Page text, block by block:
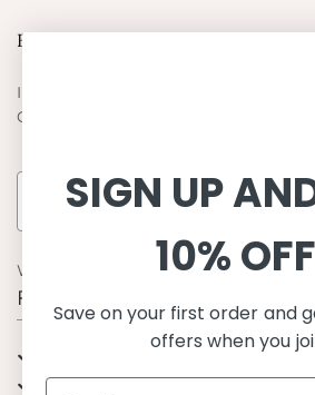
Blieb auf dem laufenden
Informieren Sie sich über die
Crabe
WARUM UNS WÄHLEN
Funktion, Qualität und Design
OEKO-TEX® zertifiziertes Stoffe
SIGN UP
10% OFF
Save on your first order and
offers when you